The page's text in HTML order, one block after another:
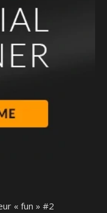
« fun » #2